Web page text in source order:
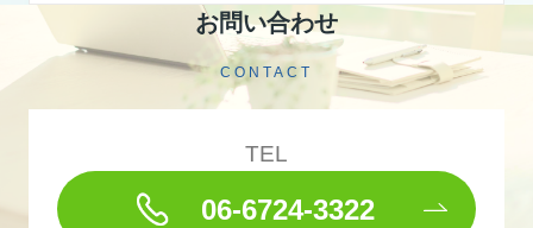
お問い合わせ
CONTACT
TEL
06-6724-3322